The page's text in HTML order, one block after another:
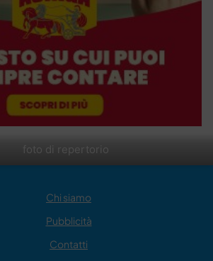
foto di repertorio
Chi siamo
Pubblicità
Contatti